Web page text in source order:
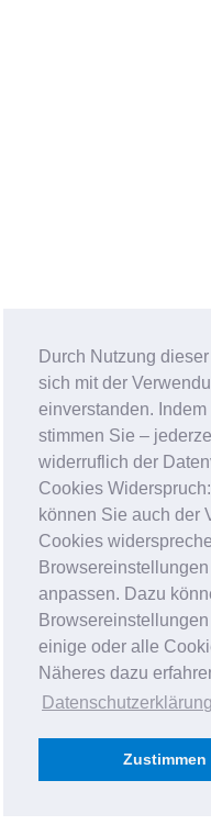
Durch Nutzung
sich mit der
einverstanden.
stimmen Sie –
widerruflich der
Cookies
können Sie auch der
Cookies
anpassen. Dazu
einige oder alle
Näheres dazu
Zustimmen